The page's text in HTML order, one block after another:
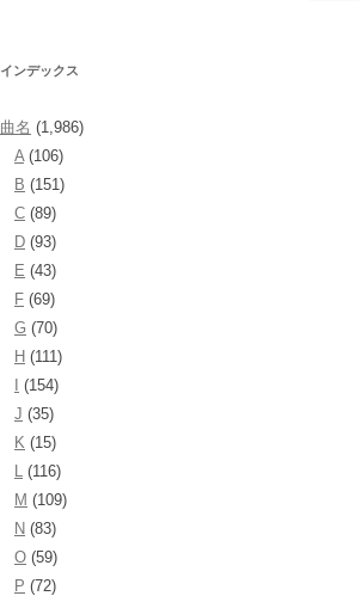
インデックス
曲名 (1,986)
A(106)
B (151)
C (89)
D (93)
E (43)
F (69)
G (70)
H (111)
(154)
J (35)
K (15)
L (116)
M (109)
N (83)
O (59)
P (72)